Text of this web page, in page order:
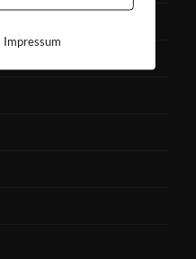
Impressum